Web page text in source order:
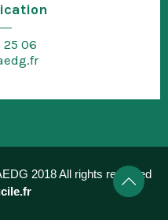
06
2018 All rights reserved